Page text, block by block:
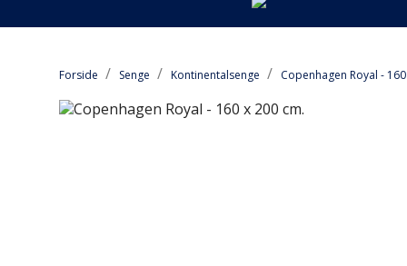
Forside Senge Kontinentalsenge Copenhagen Royal -